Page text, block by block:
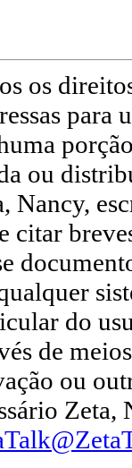
os
para
ou
Nancy,
citar
do
de
ou
Zeta,